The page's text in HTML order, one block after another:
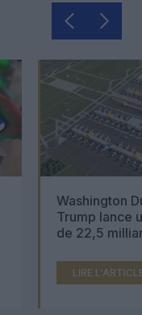
Washington
Trump lance
de 22,5
LIRE